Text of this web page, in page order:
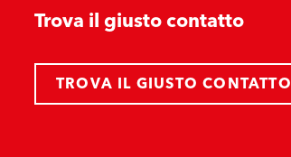
Trova il giusto contatto
TROVA IL GIUSTO CONTATTO